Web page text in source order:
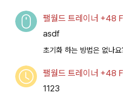
팰월드 트레이너 +48
asdf
초기화 하는 방법은 없나요
팰월드 트레이너 +48
1123